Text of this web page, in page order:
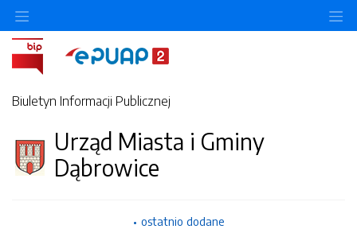
Biuletyn Informacji Publicznej
Urząd Miasta i Gminy
Dąbrowice
ostatnio dodane